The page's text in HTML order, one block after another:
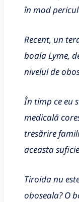
în mod
Recent, un
boala Lyme,
nivelul de
În timp ce eu
medicală
tresărire
aceasta
Tiroida nu
oboseala? O